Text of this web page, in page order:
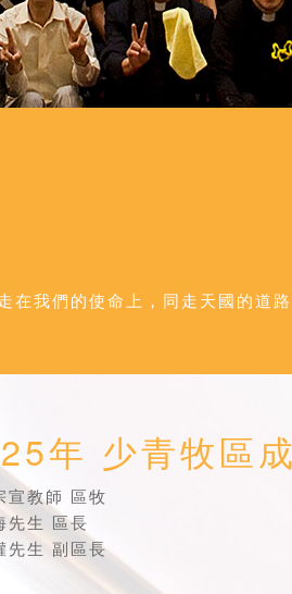
在我們的使命上，同走天國的道路
年 少青牧區
宣教師 區牧
先生 區長
先生 副區長